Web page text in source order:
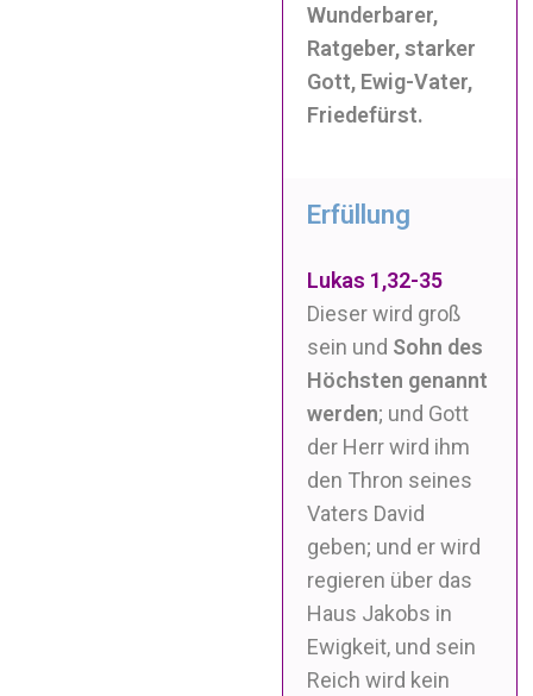
Wunderbarer,
Ratgeber, starker
Gott, Ewig-Vater,
Friedefürst.
Erfüllung
Lukas 1,32-35
Dieser wird groß
sein und Sohn des
Höchsten genannt
werden; und Gott
der Herr wird ihm
den Thron seines
Vaters David
geben; und er wird
regieren über das
Haus Jakobs in
Ewigkeit, und sein
Reich wird kein